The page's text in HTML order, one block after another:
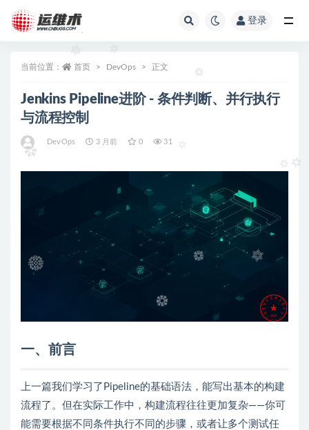
登录
当前位置： 首页 DevOps 正文
Jenkins Pipeline进阶 - 条件判断、并行执行
与流程控制
DevOps 3 月前 0 31
一、前言
上一篇我们学习了Pipeline的基础语法，能写出基本的构建
流程了。但在实际工作中，构建流程往往更加复杂——你可
能需要根据不同条件执行不同的步骤，或者让多个测试任